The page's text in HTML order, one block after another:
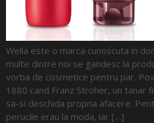
Wella este o marca cunoscuta in
multe dintre noi se gandesc la
vorba de cosmetice pentru par.
1880 cand Franz Stroher, un tanar
sa-si deschida propria afacere.
perucile erau la moda, iar […]